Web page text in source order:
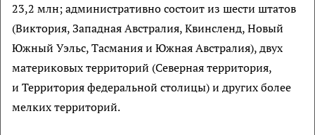
23,2 млн; административно состоит из шести штатов
(Виктория, Западная Австралия, Квинсленд, Новый
Южный Уэльс, Тасмания и Южная Австралия), двух
материковых территорий (Северная территория,
и Территория федеральной столицы) и других более
мелких территорий.